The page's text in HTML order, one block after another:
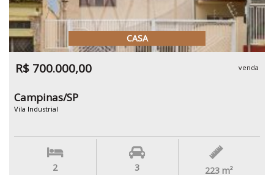
CASA
R$ 700.000,00 venda
Campinas/SP
Vila Industrial
2 3 223 m²